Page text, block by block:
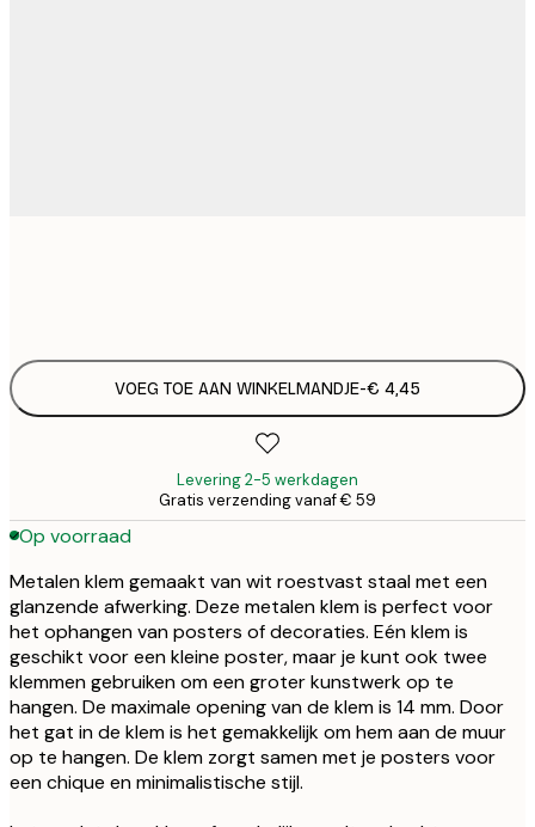
VOEG TOE AAN WINKELMANDJE-€ 4,45
Levering 2-5 werkdagen
Gratis verzending vanaf € 59
Op voorraad
Metalen klem gemaakt van wit roestvast staal met een
glanzende afwerking. Deze metalen klem is perfect voor
het ophangen van posters of decoraties. Eén klem is
geschikt voor een kleine poster, maar je kunt ook twee
klemmen gebruiken om een groter kunstwerk op te
hangen. De maximale opening van de klem is 14 mm. Door
het gat in de klem is het gemakkelijk om hem aan de muur
op te hangen. De klem zorgt samen met je posters voor
een chique en minimalistische stijl.